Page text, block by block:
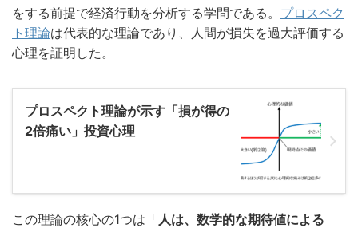
をする前提で経済行動を分析する学問である。 プロスペク
ト理論は代表的な理論であり、人間が損失を過大評価する
心理を証明した。
プロスペクト理論が示す「損が得の
2倍痛い」投資心理
この理論の核心の1つは「人は、数学的な期待値による